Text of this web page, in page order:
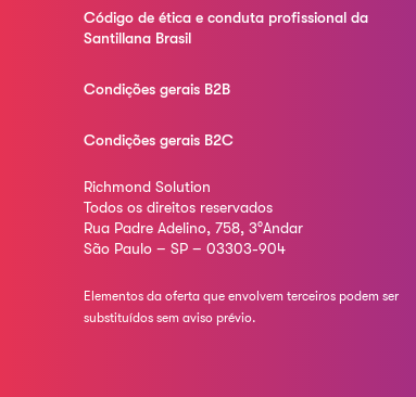
Código de ética e conduta profissional da
Santillana Brasil
Condições gerais B2B
Condições gerais B2C
Richmond Solution
Todos os direitos reservados
Rua Padre Adelino, 758, 3°Andar
São Paulo – SP – 03303-904
Elementos da oferta que envolvem terceiros podem ser
substituídos sem aviso prévio.